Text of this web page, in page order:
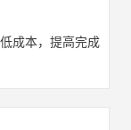
成本，提高完成